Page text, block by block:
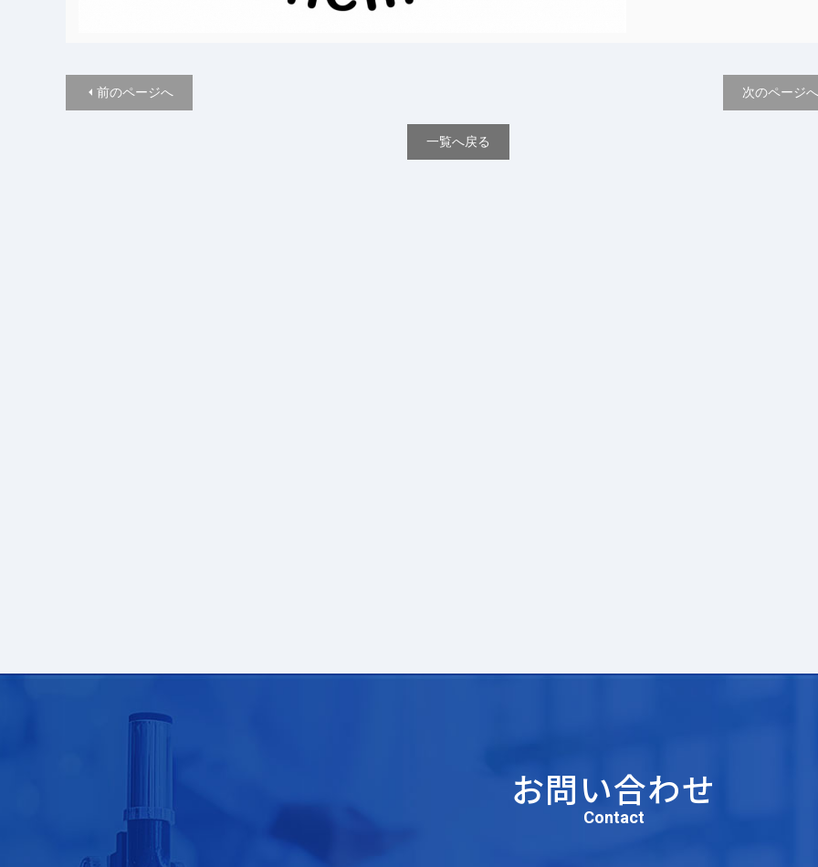
前のページへ 次のページへ
一覧へ戻る
お問い合わせ
Contact